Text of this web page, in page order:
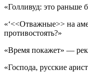
«Голливуд: это раньше
«‘<<Отважные>> на
противостоять?»
«Время покажет» —
«Господа, русские